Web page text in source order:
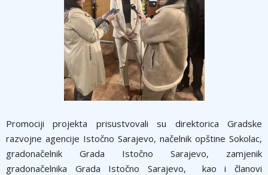
Promociji projekta prisustvovali su direktorica Gradske
razvojne agencije Istočno Sarajevo, načelnik opštine Sokolac,
gradonačelnik Grada Istočno Sarajevo, zamjenik
gradonačelnika Grada Istočno Sarajevo, kao i članovi